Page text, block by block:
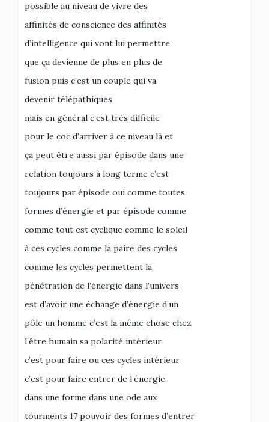
possible au niveau de vivre des
affinités de conscience des affinités
d’intelligence qui vont lui permettre
que ça devienne de plus en plus de
fusion puis c’est un couple qui va
devenir télépathiques
mais en général c’est très difficile
pour le coc d’arriver à ce niveau là et
ça peut être aussi par épisode dans une
relation toujours à long terme c’est
toujours par épisode oui comme toutes
formes d’énergie et par épisode comme
comme tout est cyclique comme le soleil
à ces cycles comme la paire des cycles
comme les cycles permettent la
pénétration de l’énergie dans l’univers
est d’avoir une échange d’énergie d’un
pôle un homme c’est la même chose chez
l’être humain sa polarité intérieur
c’est pour faire ou ces cycles intérieur
c’est pour faire entrer de l’énergie
dans une forme dans une ode aux
tourments 17 pouvoir des formes d’entrer